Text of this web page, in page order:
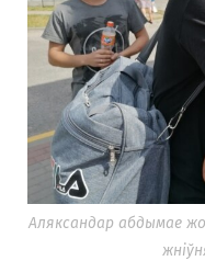
Аляксандар абдымае